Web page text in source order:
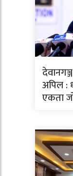
अपिल :
एकता